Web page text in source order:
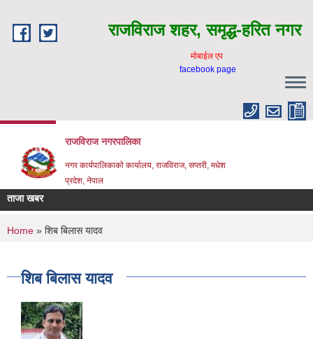
राजविराज शहर, समृद्ध-हरित नगर
माेबाईल एप
facebook page
राजविराज नगरपालिका
नगर कार्यपालिकाकाे कार्यालय, राजविराज, सप्तरी, मधेश
प्रदेश, नेपाल
ताजा खबर
You are here
Home » शिब बिलास यादव
शिब बिलास यादव